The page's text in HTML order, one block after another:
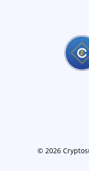
© 2026